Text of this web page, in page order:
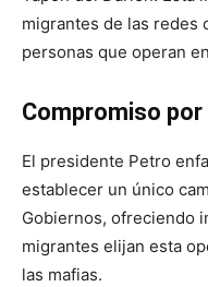
migrantes de las redes
personas que operan
Compromiso por
El presidente Petro
establecer un único
Gobiernos, ofreciendo
migrantes elijan esta
las mafias.